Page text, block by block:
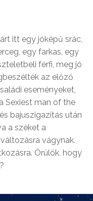
itt egy jóképű srác,
egy farkas, egy
férfi, meg jó
az előző
eseményeket,
Sexiest man of the
bajuszigazítás után
a széket a
vágynak.
Örülök, hogy